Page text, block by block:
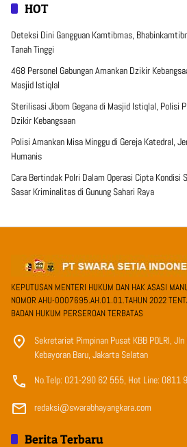
HOT
Deteksi Dini Gangguan Kamtibmas,
Tanah Tinggi
468 Personel Gabungan Amankan Dzikir
Masjid Istiqlal
Sterilisasi Jibom Gegana di Masjid Istiqlal, Polisi
Dzikir Kebangsaan
Polisi Amankan Misa Minggu di Gereja Katedral,
Humanis
Cara Bertindak Polri Dalam Operasi Cipta Kondisi
Sasar Kriminalitas di Gunung Sahari Raya
KEPUTUSAN MENTERI HUKUM DAN HAK ASASI
NOMOR AHU-0007695.AH.01.01.TAHUN 2022
BADAN HUKUM PERSEROAN TERBATAS
Sekretariat Pimpinan Pusat KBB POLRI,
Kebayoran Baru, Jakarta Selatan
No.Telp: 021-290 62 555, Hot Line: 0811
redaksi@swarabhayangkara.com
Berita Terbaru